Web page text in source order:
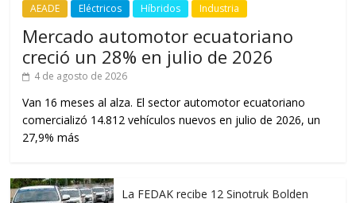
AEADE Eléctricos Híbridos Industria
Mercado automotor ecuatoriano
creció un 28% en julio de 2026
4 de agosto de 2026
Van 16 meses al alza. El sector automotor ecuatoriano
comercializó 14.812 vehículos nuevos en julio de 2026, un
27,9% más
La FEDAK recibe 12 Sinotruk Bolden